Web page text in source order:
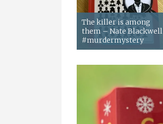
The killer is among
them – Nate Blackwell
#murdermystery